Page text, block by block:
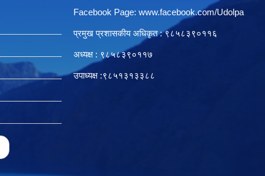
Facebook Page: www.facebook.com/Udolpa
प्रमुख प्रशासकीय अधिकृत : ९८५८३९०११६‍
अध्यक्ष : ९८५८३९०११७
उपाध्यक्ष :९८५१३१३३८८